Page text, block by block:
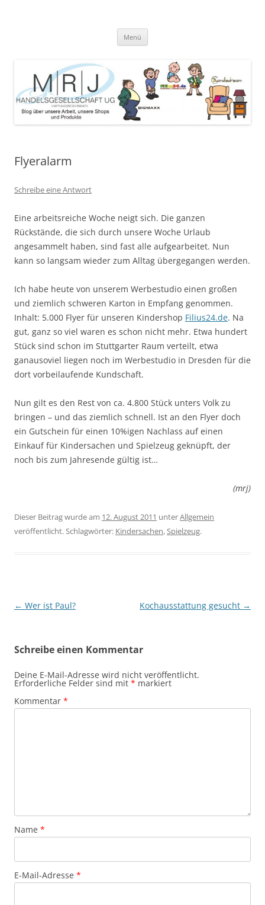
angebotene Produkte
Menü
Flyeralarm
Schreibe eine Antwort
Eine arbeitsreiche Woche neigt sich. Die ganzen
Rückstände, die sich durch unsere Woche Urlaub
angesammelt haben, sind fast alle aufgearbeitet. Nun
kann so langsam wieder zum Alltag übergegangen werden.
Ich habe heute von unserem Werbestudio einen großen
und ziemlich schweren Karton in Empfang genommen.
Inhalt: 5.000 Flyer für unseren Kindershop Filius24.de. Na
gut, ganz so viel waren es schon nicht mehr. Etwa hundert
Stück sind schon im Stuttgarter Raum verteilt, etwa
ganausoviel liegen noch im Werbestudio in Dresden für die
dort vorbeilaufende Kundschaft.
Nun gilt es den Rest von ca. 4.800 Stück unters Volk zu
bringen – und das ziemlich schnell. Ist an den Flyer doch
ein Gutschein für einen 10%igen Nachlass auf einen
Einkauf für Kindersachen und Spielzeug geknüpft, der
noch bis zum Jahresende gültig ist…
(mrj)
Dieser Beitrag wurde am 12. August 2011 unterAllgemein
veröffentlicht. Schlagwörter: Kindersachen,Spielzeug.
Beitragsnavigation
← Wer ist Paul? Kochausstattung gesucht →
Schreibe einen Kommentar
Deine E-Mail-Adresse wird nicht veröffentlicht.
Erforderliche Felder sind mit * markiert
Kommentar *
Name *
E-Mail-Adresse *